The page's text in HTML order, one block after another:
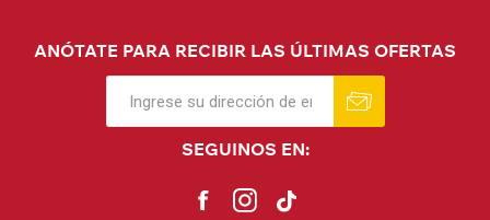
ANÓTATE PARA RECIBIR LAS ÚLTIMAS OFERTAS
SEGUINOS EN: